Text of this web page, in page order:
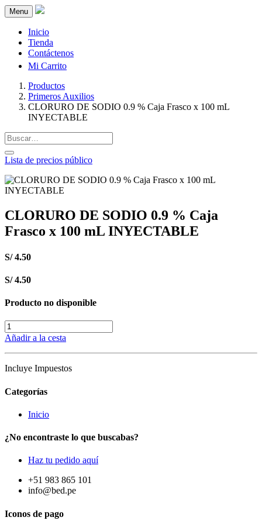
Menu
Inicio
Tienda
Contáctenos
Mi Carrito
Productos
Primeros Auxilios
CLORURO DE SODIO 0.9 % Caja Frasco x 100 mL
INYECTABLE
Lista de precios público
CLORURO DE SODIO 0.9 % Caja
Frasco x 100 mL INYECTABLE
S/4.50
S/4.50
Producto no disponible
Añadir a la cesta
Incluye Impuestos
Categorías
Inicio
¿No encontraste lo que buscabas?
Haz tu pedido aquí
+51 983 865 101
info@bed.pe
Iconos de pago